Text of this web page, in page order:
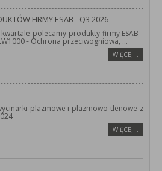
FIRMY ESAB - Q3 2026
polecamy produkty firmy ESAB -
- Ochrona przeciwogniowa, ...
WIĘCEJ…
plazmowe i plazmowo-tlenowe z
WIĘCEJ…